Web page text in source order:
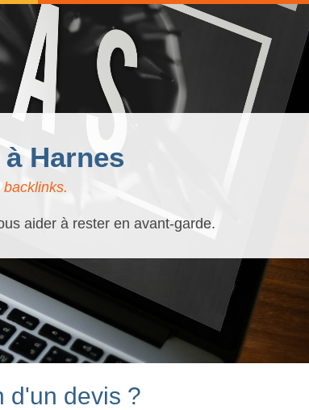
Harnes
aider à rester en avant-garde.
d'un devis ?